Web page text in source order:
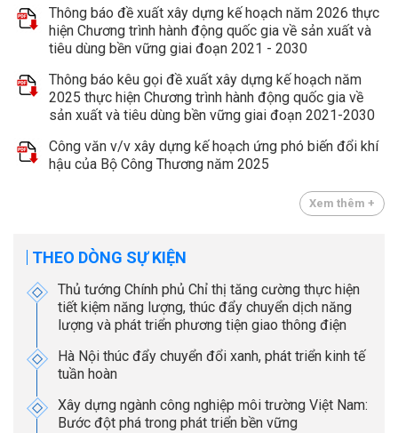
Thông báo đề xuất xây dựng kế hoạch năm 2026 thực
hiện Chương trình hành động quốc gia về sản xuất và
tiêu dùng bền vững giai đoạn 2021 - 2030
Thông báo kêu gọi đề xuất xây dựng kế hoạch năm
2025 thực hiện Chương trình hành động quốc gia về
sản xuất và tiêu dùng bền vững giai đoạn 2021-2030
Công văn v/v xây dựng kế hoạch ứng phó biến đổi khí
hậu của Bộ Công Thương năm 2025
Xem thêm +
THEO DÒNG SỰ KIỆN
Thủ tướng Chính phủ Chỉ thị tăng cường thực hiện
tiết kiệm năng lượng, thúc đẩy chuyển dịch năng
lượng và phát triển phương tiện giao thông điện
Hà Nội thúc đẩy chuyển đổi xanh, phát triển kinh tế
tuần hoàn
Xây dựng ngành công nghiệp môi trường Việt Nam:
Bước đột phá trong phát triển bền vững